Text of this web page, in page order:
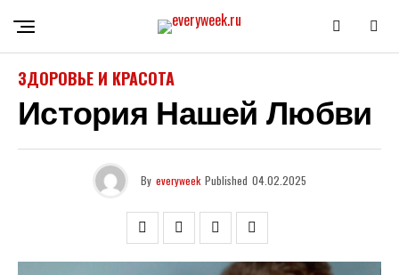
ЗДОРОВЬЕ И КРАСОТА
История Нашей Любви
By everyweek Published 04.02.2025